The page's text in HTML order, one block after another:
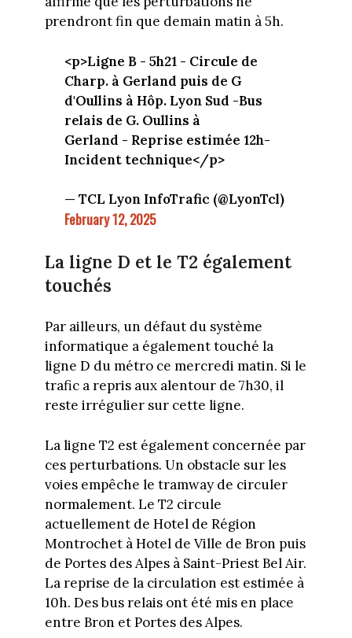
prendront fin que demain matin à 5h.
<p>Ligne B - 5h21 - Circule de
Charp. à Gerland puis de G
d'Oullins à Hôp. Lyon Sud -Bus
relais de G. Oullins à
Gerland - Reprise estimée 12h-
Incident technique</p>
— TCL Lyon InfoTrafic (@LyonTcl)
February 12, 2025
La ligne D et le T2 également
touchés
Par ailleurs, un défaut du système
informatique a également touché la
ligne D du métro ce mercredi matin. Si le
trafic a repris aux alentour de 7h30, il
reste irrégulier sur cette ligne.
La ligne T2 est également concernée par
ces perturbations. Un obstacle sur les
voies empêche le tramway de circuler
normalement. Le T2 circule
actuellement de Hotel de Région
Montrochet à Hotel de Ville de Bron puis
de Portes des Alpes à Saint-Priest Bel Air.
La reprise de la circulation est estimée à
10h. Des bus relais ont été mis en place
entre Bron et Portes des Alpes.